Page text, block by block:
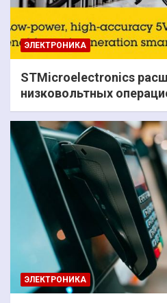
ЭЛЕКТРОНИКА
STMicroelectronics
низковольтных
ЭЛЕКТРОНИКА